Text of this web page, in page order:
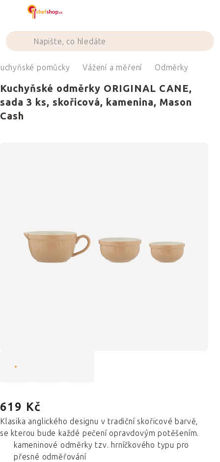
pomůcky Vážení a měření Odměrky
Kuchyňské odměrky ORIGINAL CANE,
sada 3 ks, skořicová, kamenina, Mason
Cash
619 Kč
Klasika anglického designu v tradiční skořicové barvě,
se kterou bude každé pečení opravdovým potěšením.
kameninové odměrky tzv. hrníčkového typu pro
přesné odměřování